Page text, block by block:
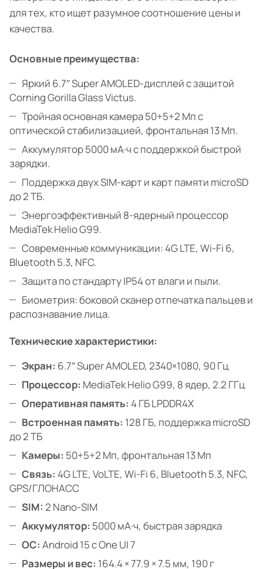
для тех, кто ищет разумное соотношение цены и
качества.
Основные преимущества:
Яркий 6.7″ Super AMOLED-дисплей с защитой
Corning Gorilla Glass Victus.
Тройная основная камера 50+5+2 Мп с
оптической стабилизацией, фронтальная 13 Мп.
Аккумулятор 5000 мА·ч с поддержкой быстрой
зарядки.
Поддержка двух SIM-карт и карт памяти microSD
до 2 ТБ.
Энергоэффективный 8-ядерный процессор
MediaTek Helio G99.
Современные коммуникации: 4G LTE, Wi-Fi 6,
Bluetooth 5.3, NFC.
Защита по стандарту IP54 от влаги и пыли.
Биометрия: боковой сканер отпечатка пальцев и
распознавание лица.
Технические характеристики:
Экран: 6.7″ Super AMOLED, 2340×1080, 90 Гц
Процессор: MediaTek Helio G99, 8 ядер, 2.2 ГГц
Оперативная память: 4 ГБ LPDDR4X
Встроенная память: 128 ГБ, поддержка microSD
до 2 ТБ
Камеры: 50+5+2 Мп, фронтальная 13 Мп
Связь: 4G LTE, VoLTE, Wi-Fi 6, Bluetooth 5.3, NFC,
GPS/ГЛОНАСС
SIM: 2 Nano-SIM
Аккумулятор: 5000 мА·ч, быстрая зарядка
ОС: Android 15 с One UI 7
Размеры и вес: 164.4 × 77.9 × 7.5 мм, 190 г